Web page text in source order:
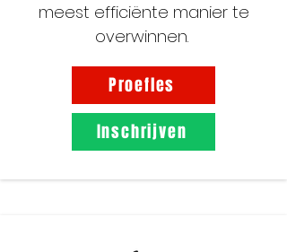
meest efficiënte manier te
overwinnen.
Proefles
Inschrijven